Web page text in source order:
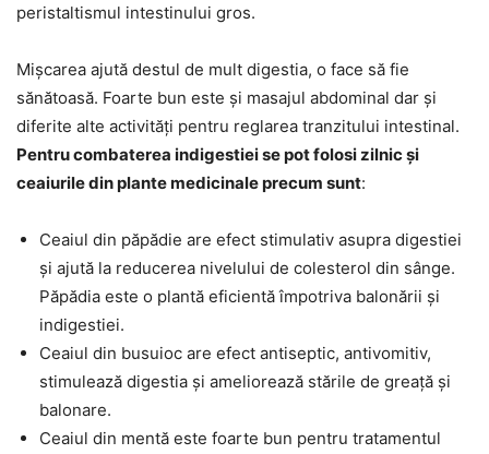
peristaltismul intestinului gros.
Mișcarea ajută destul de mult digestia, o face să fie
sănătoasă. Foarte bun este și masajul abdominal dar și
diferite alte activități pentru reglarea tranzitului intestinal.
Pentru combaterea indigestiei se pot folosi zilnic și
ceaiurile din plante medicinale precum sunt:
Ceaiul din păpădie are efect stimulativ asupra digestiei
și ajută la reducerea nivelului de colesterol din sânge.
Păpădia este o plantă eficientă împotriva balonării și
indigestiei.
Ceaiul din busuioc are efect antiseptic, antivomitiv,
stimulează digestia și ameliorează stările de greață și
balonare.
Ceaiul din mentă este foarte bun pentru tratamentul